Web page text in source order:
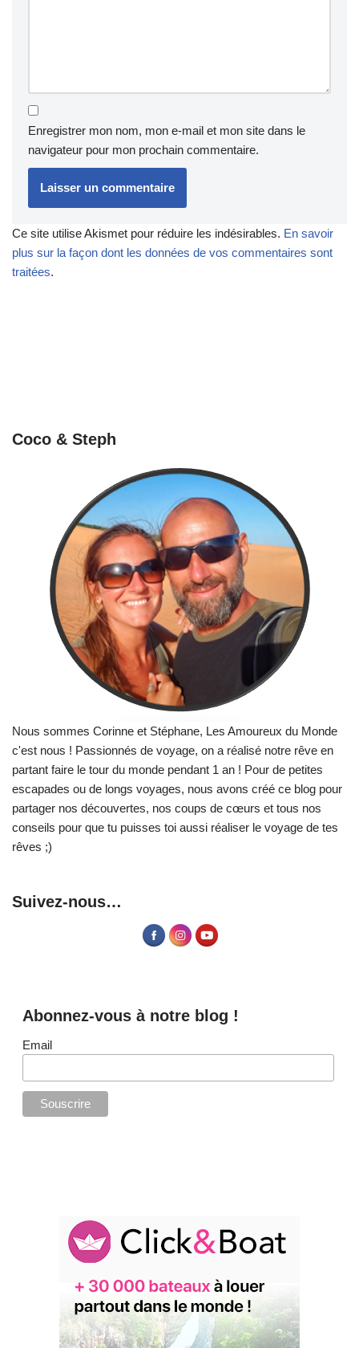
Enregistrer mon nom, mon e-mail et mon site dans le
navigateur pour mon prochain commentaire.
Ce site utilise Akismet pour réduire les indésirables. En savoir
plus sur la façon dont les données de vos commentaires sont
traitées.
Coco & Steph
Nous sommes Corinne et Stéphane, Les Amoureux du Monde
c'est nous ! Passionnés de voyage, on a réalisé notre rêve en
partant faire le tour du monde pendant 1 an ! Pour de petites
escapades ou de longs voyages, nous avons créé ce blog pour
partager nos découvertes, nos coups de cœurs et tous nos
conseils pour que tu puisses toi aussi réaliser le voyage de tes
rêves ;)
Suivez-nous…
Abonnez-vous à notre blog !
Email